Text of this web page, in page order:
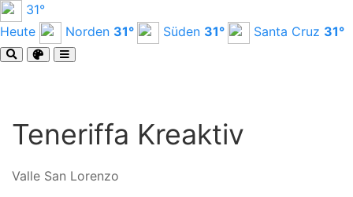
31°
Heute
Norden 31° Süden 31° Santa Cruz 31°
Teneriffa Kreaktiv
Valle San Lorenzo